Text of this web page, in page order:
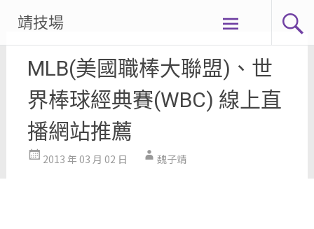
content
靖技場
MLB(美國職棒大聯盟)、世
界棒球經典賽(WBC) 線上直
播網站推薦
2013 年 03 月 02 日 魏子靖